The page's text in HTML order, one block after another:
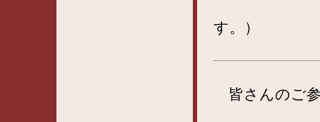
す。）
皆さんのご